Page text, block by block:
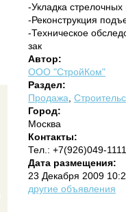
-Укладка
-Реконструкция
-Техническое
зак
Автор:
ООО "СтройКом"
Раздел:
Продажа
Город:
Москва
Контакты:
Тел.: +7(926)049-
Дата размещения:
23 Декабря 2009
другие объявления